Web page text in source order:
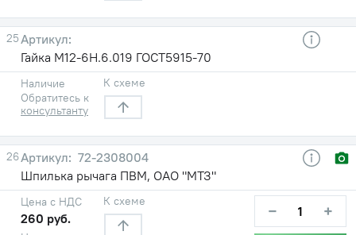
25
Гайка М12-6Н.6.019 ГОСТ5915-70
Наличие
Обратитесь к
консультанту
К схеме
26
72-2308004
Шпилька рычага ПВМ, ОАО "МТЗ"
Цена с НДС
260 руб.
К схеме − +